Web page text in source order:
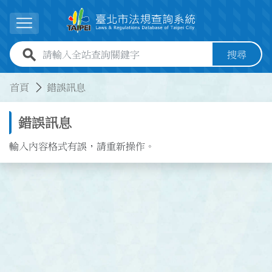
展開選單
全站查詢關鍵字欄位 搜尋
首頁 錯誤訊息
錯誤訊息
輸入內容格式有誤，請重新操作。